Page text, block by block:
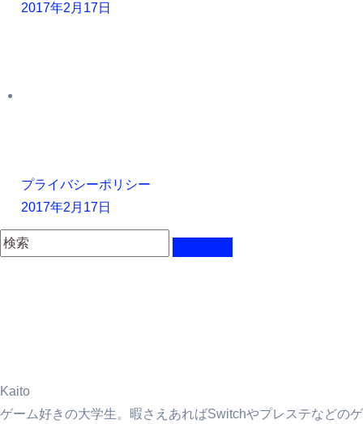
2017年2月17日
プライバシーポリシー
2017年2月17日
Kaito
ゲーム好きの大学生。暇さえあればSwitchやプレステなどのゲ